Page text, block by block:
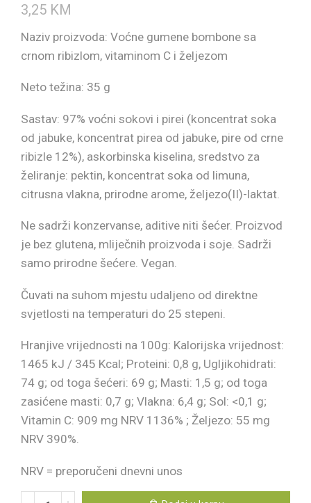
3,25 KM
Naziv proizvoda: Voćne gumene bombone sa
crnom ribizlom, vitaminom C i željezom
Neto težina: 35 g
Sastav: 97% voćni sokovi i pirei (koncentrat soka
od jabuke, koncentrat pirea od jabuke, pire od crne
ribizle 12%), askorbinska kiselina, sredstvo za
želiranje: pektin, koncentrat soka od limuna,
citrusna vlakna, prirodne arome, željezo(II)-laktat.
Ne sadrži konzervanse, aditive niti šećer. Proizvod
je bez glutena, mliječnih proizvoda i soje. Sadrži
samo prirodne šećere. Vegan.
Čuvati na suhom mjestu udaljeno od direktne
svjetlosti na temperaturi do 25 stepeni.
Hranjive vrijednosti na 100g: Kalorijska vrijednost:
1465 kJ / 345 Kcal; Proteini: 0,8 g, Ugljikohidrati:
74 g; od toga šećeri: 69 g; Masti: 1,5 g; od toga
zasićene masti: 0,7 g; Vlakna: 6,4 g; Sol: <0,1 g;
Vitamin C: 909 mg NRV 1136% ; Željezo: 55 mg
NRV 390%.
NRV = preporučeni dnevni unos